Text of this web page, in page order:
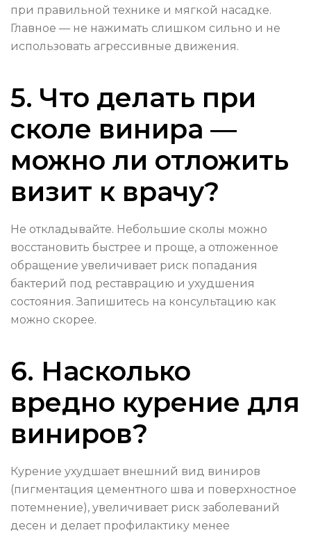
при правильной технике и мягкой насадке.
Главное — не нажимать слишком сильно и не
использовать агрессивные движения.
5. Что делать при
сколе винира —
можно ли отложить
визит к врачу?
Не откладывайте. Небольшие сколы можно
восстановить быстрее и проще, а отложенное
обращение увеличивает риск попадания
бактерий под реставрацию и ухудшения
состояния. Запишитесь на консультацию как
можно скорее.
6. Насколько
вредно курение для
виниров?
Курение ухудшает внешний вид виниров
(пигментация цементного шва и поверхностное
потемнение), увеличивает риск заболеваний
десен и делает профилактику менее